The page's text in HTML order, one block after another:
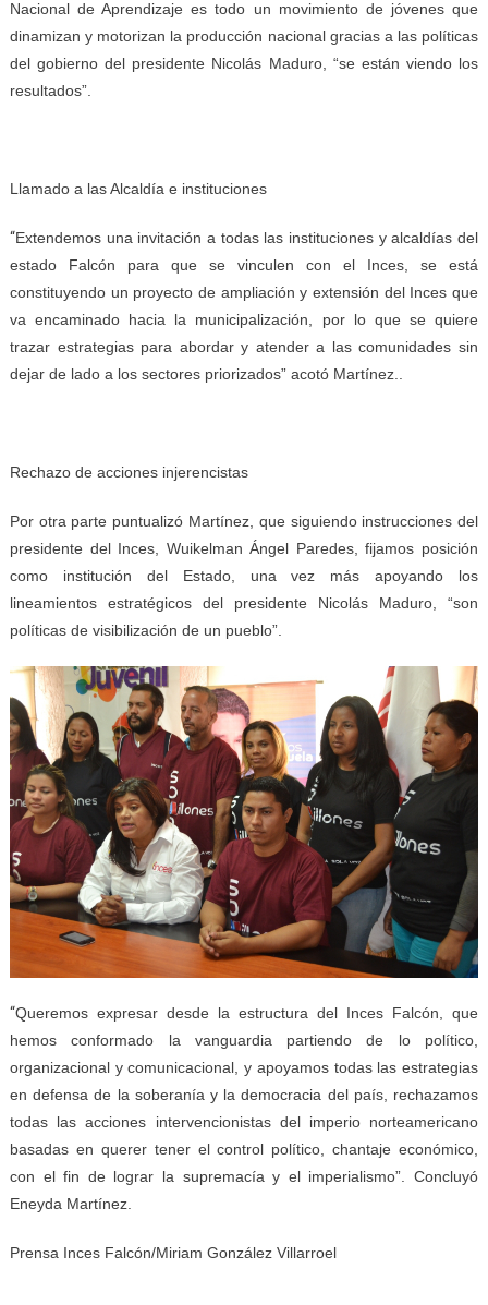
Nacional de Aprendizaje es todo un movimiento de jóvenes que
dinamizan y motorizan la producción nacional gracias a las políticas
del gobierno del presidente Nicolás Maduro, “se están viendo los
resultados”.
Llamado a las Alcaldía e instituciones
“Extendemos una invitación a todas las instituciones y alcaldías del
estado Falcón para que se vinculen con el Inces, se está
constituyendo un proyecto de ampliación y extensión del Inces que
va encaminado hacia la municipalización, por lo que se quiere
trazar estrategias para abordar y atender a las comunidades sin
dejar de lado a los sectores priorizados” acotó Martínez..
Rechazo de acciones injerencistas
Por otra parte puntualizó Martínez, que siguiendo instrucciones del
presidente del Inces, Wuikelman Ángel Paredes, fijamos posición
como institución del Estado, una vez más apoyando los
lineamientos estratégicos del presidente Nicolás Maduro, “son
políticas de visibilización de un pueblo”.
“Queremos expresar desde la estructura del Inces Falcón, que
hemos conformado la vanguardia partiendo de lo político,
organizacional y comunicacional, y apoyamos todas las estrategias
en defensa de la soberanía y la democracia del país, rechazamos
todas las acciones intervencionistas del imperio norteamericano
basadas en querer tener el control político, chantaje económico,
con el fin de lograr la supremacía y el imperialismo”. Concluyó
Eneyda Martínez.
Prensa Inces Falcón/Miriam González Villarroel